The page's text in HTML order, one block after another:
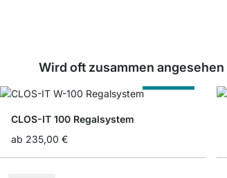
Wird oft zusammen angesehen
CLOS-IT 100 Regalsystem
ab 235,00 €